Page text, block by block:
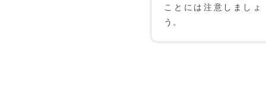
ことには注意しましょ
う。